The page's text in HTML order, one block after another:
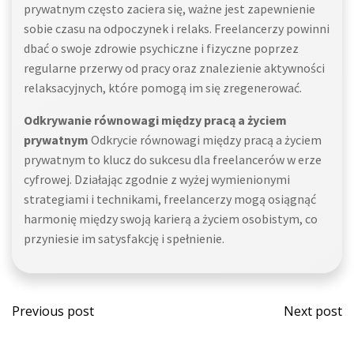
prywatnym często zaciera się, ważne jest zapewnienie
sobie czasu na odpoczynek i relaks. Freelancerzy powinni
dbać o swoje zdrowie psychiczne i fizyczne poprzez
regularne przerwy od pracy oraz znalezienie aktywności
relaksacyjnych, które pomogą im się zregenerować.
Odkrywanie równowagi między pracą a życiem
prywatnym Odkrycie równowagi między pracą a życiem
prywatnym to klucz do sukcesu dla freelancerów w erze
cyfrowej. Działając zgodnie z wyżej wymienionymi
strategiami i technikami, freelancerzy mogą osiągnąć
harmonię między swoją karierą a życiem osobistym, co
przyniesie im satysfakcję i spełnienie.
Post
Previous post
Post
Next post